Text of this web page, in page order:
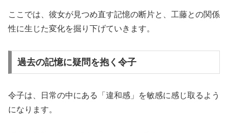
ここでは、彼女が見つめ直す記憶の断片と、工藤との関係
性に生じた変化を掘り下げていきます。
過去の記憶に疑問を抱く令子
令子は、日常の中にある「違和感」を敏感に感じ取るよう
になります。